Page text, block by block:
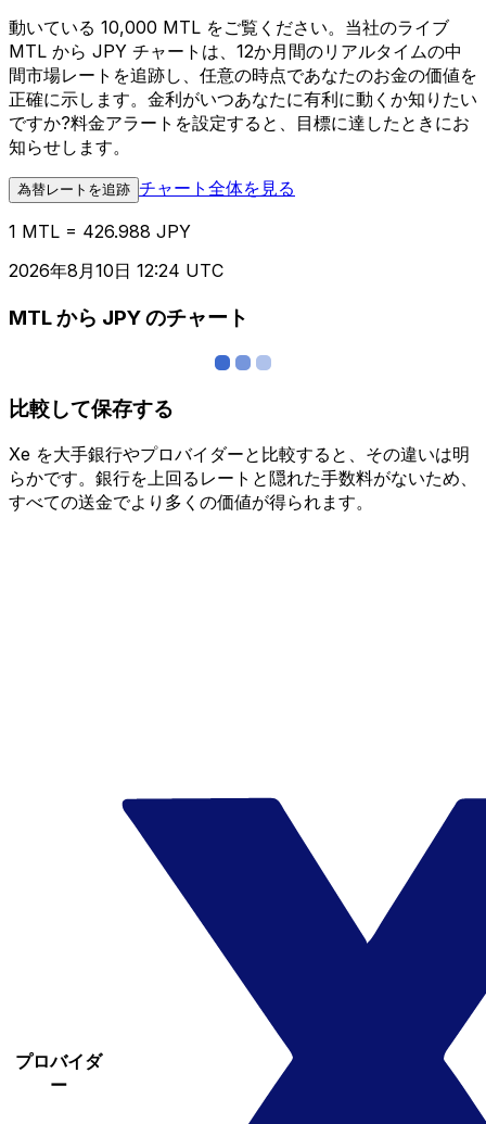
動いている 10,000 MTL をご覧ください。当社のライブ
MTL から JPY チャートは、12か月間のリアルタイムの中
間市場レートを追跡し、任意の時点であなたのお金の価値を
正確に示します。金利がいつあなたに有利に動くか知りたい
ですか?料金アラートを設定すると、目標に達したときにお
知らせします。
為替レートを追跡 チャート全体を見る
1 MTL = 426.988 JPY
2026年8月10日 12:24 UTC
MTL から JPY のチャート
比較して保存する
Xe を大手銀行やプロバイダーと比較すると、その違いは明
らかです。銀行を上回るレートと隠れた手数料がないため、
すべての送金でより多くの価値が得られます。
プロバイダ
ー